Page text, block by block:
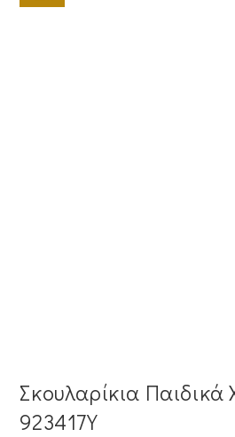
Σκουλαρίκια Παιδικά
923417Y